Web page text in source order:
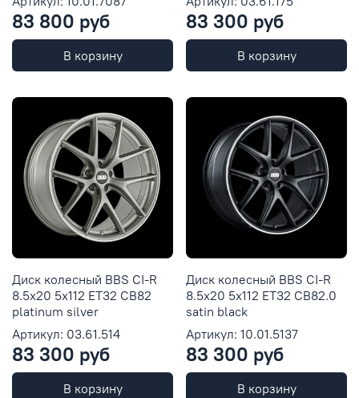
83 800 руб
В корзину
83 300 руб
В корзину
Диск колесный BBS CI-R
8.5x20 5x112 ET32 CB82
platinum silver
Артикул: 03.61.514
83 300 руб
В корзину
Диск колесный BBS CI-R
8.5x20 5x112 ET32 CB82.0
satin black
Артикул: 10.01.5137
83 300 руб
В корзину